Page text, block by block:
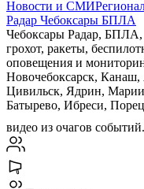
Новости и СМИ
Радар Чебоксары БПЛА
Чебоксары Радар,
грохот, ракеты,
оповещения и
Новочебоксарск,
Цивильск, Ядрин,
Батырево, Ибреси,
видео из очагов